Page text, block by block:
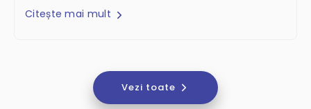
Citește mai mult
Vezi toate